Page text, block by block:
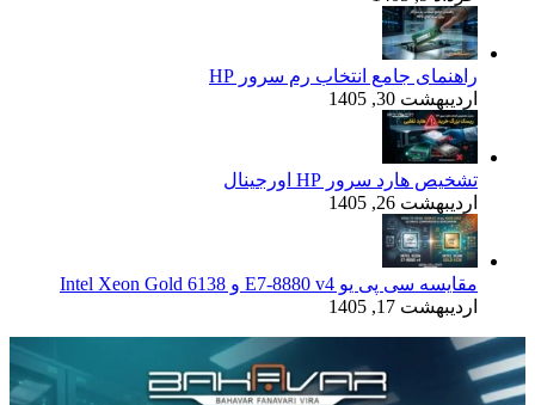
راهنمای جامع انتخاب رم سرور HP
اردیبهشت 30, 1405
تشخیص هارد سرور HP اورجینال
اردیبهشت 26, 1405
مقایسه سی پی یو E7-8880 v4 و Intel Xeon Gold 6138
اردیبهشت 17, 1405